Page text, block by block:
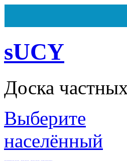
sUCY
Доска
Выберите
населённый